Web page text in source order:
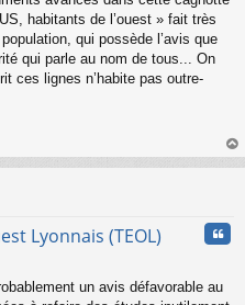
habitants de l’ouest » fait très
qui possède l’avis que
qui parle au nom de tous... On
ces lignes n’habite pas outre-
au
Lyonnais (TEOL)
un avis défavorable au